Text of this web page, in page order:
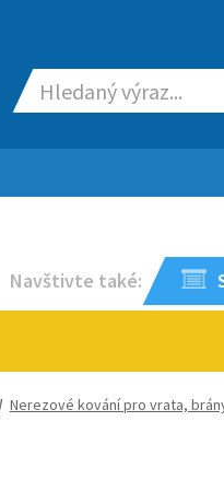
Navštivte také:
Nerezové kování pro vrata,